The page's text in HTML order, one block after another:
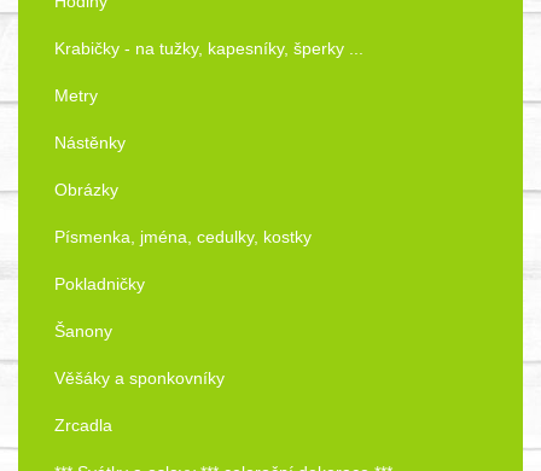
Krabičky - na tužky, kapesníky, šperky ...
Metry
Nástěnky
Obrázky
Písmenka, jména, cedulky, kostky
Pokladničky
Šanony
Věšáky a sponkovníky
Zrcadla